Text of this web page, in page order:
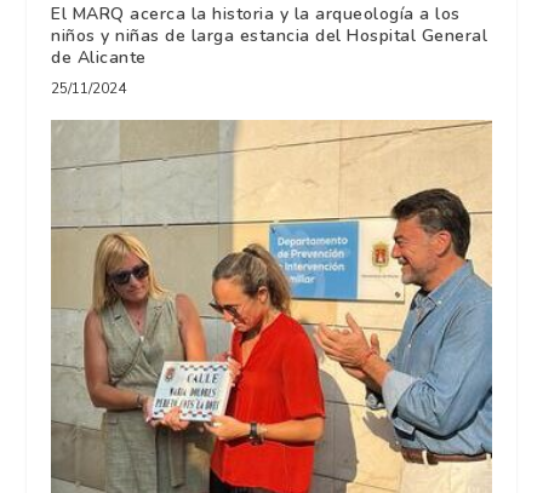
El MARQ acerca la historia y la arqueología a los
niños y niñas de larga estancia del Hospital General
de Alicante
25/11/2024